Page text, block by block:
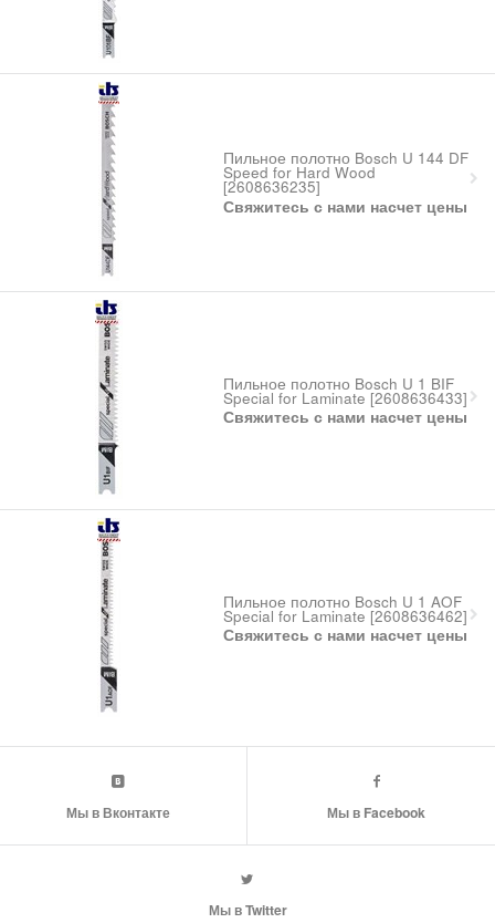
Пильное полотно Bosch U 144 DF
Speed for Hard Wood
[2608636235]
Свяжитесь с нами насчет цены
Пильное полотно Bosch U 1 BIF
Special for Laminate [2608636433]
Свяжитесь с нами насчет цены
Пильное полотно Bosch U 1 AOF
Special for Laminate [2608636462]
Свяжитесь с нами насчет цены
Мы в Вконтакте Мы в Facebook
Мы в Twitter